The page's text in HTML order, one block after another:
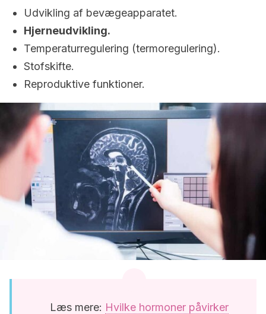
Udvikling af bevægeapparatet.
Hjerneudvikling.
Temperaturregulering (termoregulering).
Stofskifte.
Reproduktive funktioner.
Læs mere: Hvilke hormoner påvirker